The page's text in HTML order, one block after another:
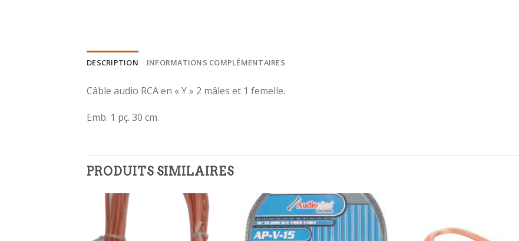
DESCRIPTION INFORMATIONS COMPLÉMENTAIRES
Câble audio RCA en « Y » 2 mâles et 1 femelle.
Emb. 1 pç. 30 cm.
PRODUITS SIMILAIRES